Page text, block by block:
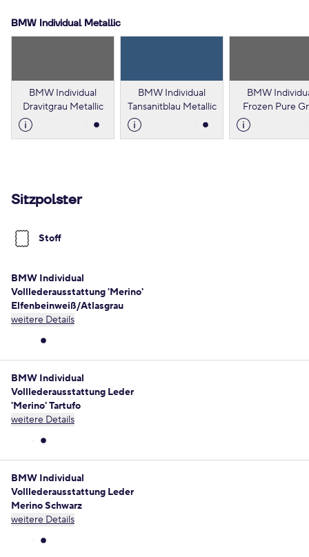
BMW Individual Metallic
BMW Individual
Dravitgrau Metallic
BMW Individual
Tansanitblau Metallic
BMW
Frozen Pure
Sitzpolster
Stoff
BMW Individual
Volllederausstattung 'Merino'
Elfenbeinweiß/Atlasgrau
weitere Details
BMW Individual
Volllederausstattung Leder
'Merino' Tartufo
weitere Details
BMW Individual
Volllederausstattung Leder
Merino Schwarz
weitere Details